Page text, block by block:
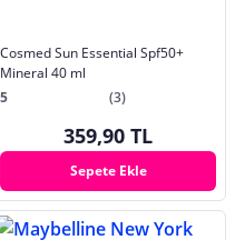
Cosmed Sun Essential Spf50+
Mineral 40 ml
5
(3)
359,90 TL
Sepete Ekle